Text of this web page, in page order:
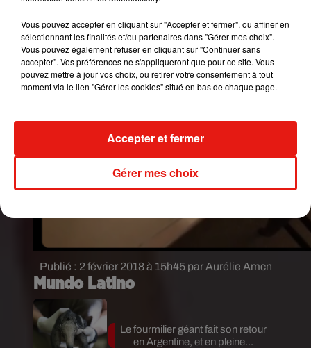
Publié : 2 février 2018 à 15h45 par Aurélie Amcn
Mundo Latino
Le fourmilier géant fait son retour
en Argentine, et en pleine...
Vous pouvez accepter en cliquant sur "Accepter et fermer", ou affiner en
sélectionnant les finalités et/ou partenaires dans "Gérer mes choix".
Vous pouvez également refuser en cliquant sur "Continuer sans
accepter". Vos préférences ne s'appliqueront que pour ce site. Vous
pouvez mettre à jour vos choix, ou retirer votre consentement à tout
moment via le lien "Gérer les cookies" situé en bas de chaque page.
Gérer mes choix
Accepter et fermer